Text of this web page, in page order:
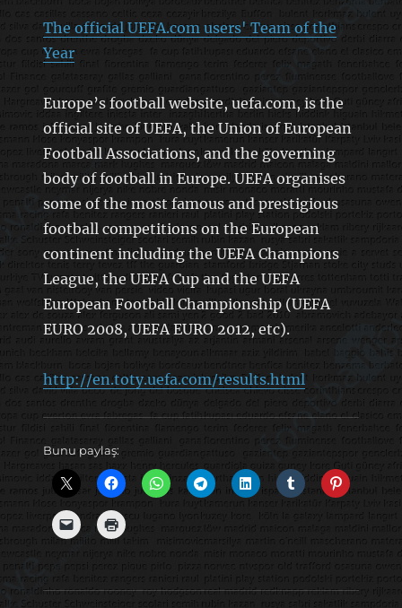
The official UEFA.com users' Team of the
Year
Europe’s football website, uefa.com, is the
official site of UEFA, the Union of European
Football Associations, and the governing
body of football in Europe. UEFA organises
some of the most famous and prestigious
football competitions on the European
continent including the UEFA Champions
League, the UEFA Cup and the UEFA
European Football Championship (UEFA
EURO 2008, UEFA EURO 2012, etc).
http://en.toty.uefa.com/results.html
Bunu paylaş: